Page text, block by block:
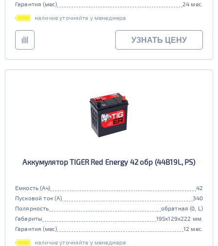
Гарантия (мес)
24 мес.
наличие уточняйте у менеджера
УЗНАТЬ ЦЕНУ
Аккумулятор TIGER Red Energy 42 обр (44B19L, PS)
Емкость (Ач)
42
Пусковой ток (А)
340
Полярность
обратная (0, L)
Габариты
195x129x222 мм.
Гарантия (мес)
12 мес.
наличие уточняйте у менеджера